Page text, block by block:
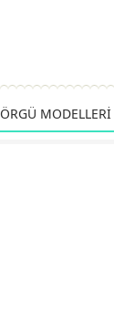
ÖRGÜ MODELLERİ